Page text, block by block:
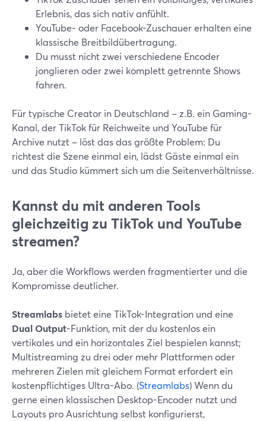
Erlebnis, das sich nativ anfühlt.
YouTube- oder Facebook-Zuschauer erhalten eine
klassische Breitbildübertragung.
Du musst nicht zwei verschiedene Encoder
jonglieren oder zwei komplett getrennte Shows
fahren.
Für typische Creator in Deutschland – z.B. ein Gaming-
Kanal, der TikTok für Reichweite und YouTube für
Archive nutzt – löst das das größte Problem: Du
richtest die Szene einmal ein, lädst Gäste einmal ein
und das Studio kümmert sich um die Seitenverhältnisse.
Kannst du mit anderen Tools
gleichzeitig zu TikTok und YouTube
streamen?
Ja, aber die Workflows werden fragmentierter und die
Kompromisse deutlicher.
Streamlabs bietet eine TikTok-Integration und eine
Dual Output-Funktion, mit der du kostenlos ein
vertikales und ein horizontales Ziel bespielen kannst;
Multistreaming zu drei oder mehr Plattformen oder
mehreren Zielen mit gleichem Format erfordert ein
kostenpflichtiges Ultra-Abo. (Streamlabs) Wenn du
gerne einen klassischen Desktop-Encoder nutzt und
Layouts pro Ausrichtung selbst konfigurierst,